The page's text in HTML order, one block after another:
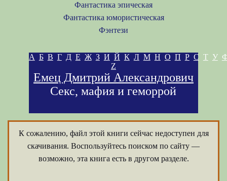
Фантастика эпическая
Фантастика юмористическая
Фэнтези
А Б В Г Д Е Ж З И Й К Л М Н О П Р С Т У
Z
Емец Дмитрий Александрович
Секс, мафия и геморрой
К сожалению, файл этой книги сейчас недоступен для
скачивания. Воспользуйтесь поиском по сайту —
возможно, эта книга есть в другом разделе.